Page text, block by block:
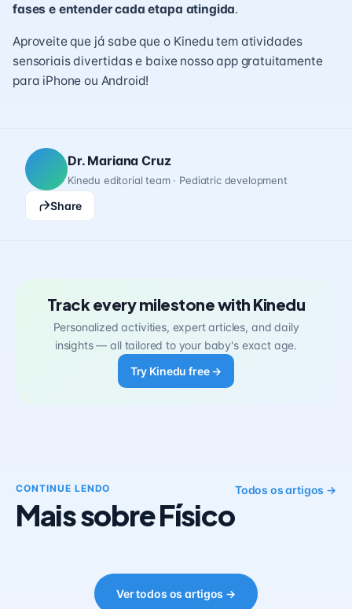
fases e entender cada etapa atingida.
Aproveite que já sabe que o Kinedu tem atividades
sensoriais divertidas e baixe nosso app gratuitamente
para iPhone ou Android!
Dr. Mariana Cruz
Kinedu editorial team · Pediatric development
Share
Track every milestone with Kinedu
Personalized activities, expert articles, and daily
insights — all tailored to your baby's exact age.
Try Kinedu free →
CONTINUE LENDO
Mais sobre Físico
Todos os artigos →
Ver todos os artigos →